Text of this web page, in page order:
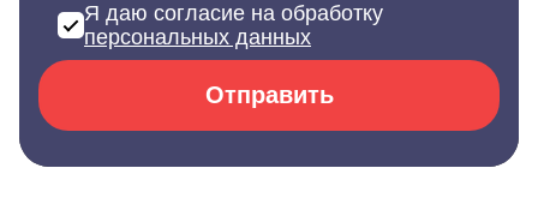
Я даю согласие на обработку
персональных данных
Отправить